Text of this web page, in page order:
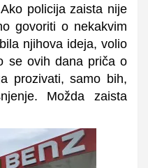
policija zaista nije
govoriti o nekakvim
njihova ideja, volio
se ovih dana priča o
prozivati, samo bih,
Možda zaista